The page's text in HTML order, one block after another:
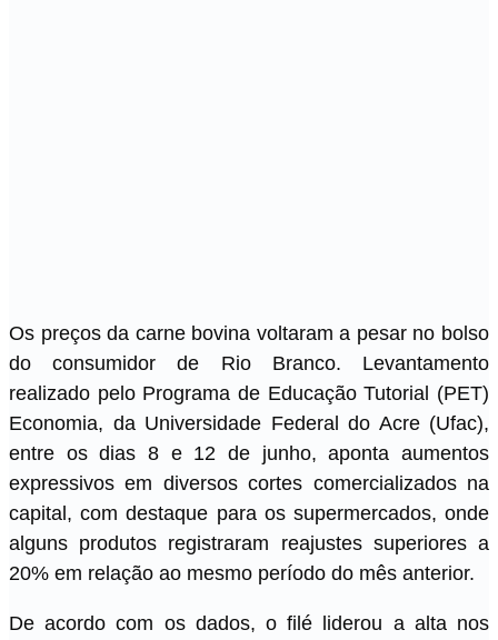
Os preços da carne bovina voltaram a pesar no bolso
do consumidor de Rio Branco. Levantamento
realizado pelo Programa de Educação Tutorial (PET)
Economia, da Universidade Federal do Acre (Ufac),
entre os dias 8 e 12 de junho, aponta aumentos
expressivos em diversos cortes comercializados na
capital, com destaque para os supermercados, onde
alguns produtos registraram reajustes superiores a
20% em relação ao mesmo período do mês anterior.
De acordo com os dados, o filé liderou a alta nos